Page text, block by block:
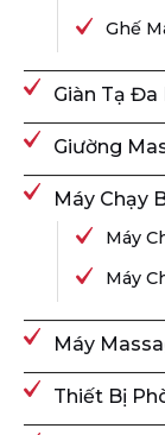
Ghế
Giàn Tạ Đa
Giường
Máy Chạy
Máy
Máy
Máy
Thiết Bị